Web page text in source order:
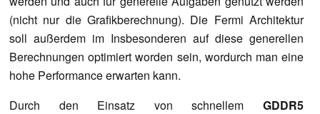
(nicht nur die Grafikberechnung). Die Fermi Architektur
soll außerdem im Insbesonderen auf diese generellen
Berechnungen optimiert worden sein, wordurch man eine
hohe Performance erwarten kann.
Durch den Einsatz von schnellem GDDR5